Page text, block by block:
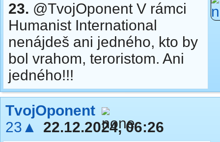
23. @TvojOponent V rámci
Humanist International
nenájdeš ani jedného, kto by
bol vrahom, teroristom. Ani
jedného!!!
TvojOponent
23▲
22.12.2024, 06:26